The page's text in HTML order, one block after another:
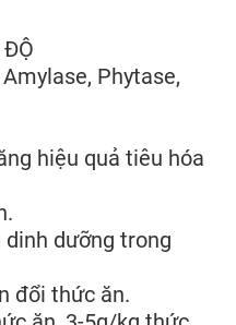
ĐỘ
Phytase,
hiệu quả tiêu hóa
dinh dưỡng trong
đổi thức ăn.